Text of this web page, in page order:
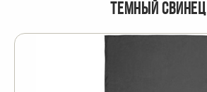
ТЕМНЫЙ СВИНЕЦ